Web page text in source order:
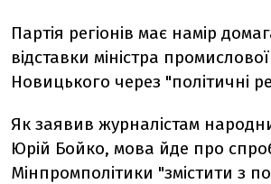
Партія регіонів має намір
відставки міністра
Новицького через "політичні
Як заявив журналістам
Юрій Бойко, мова йде про
Мінпромполітики "змістити з